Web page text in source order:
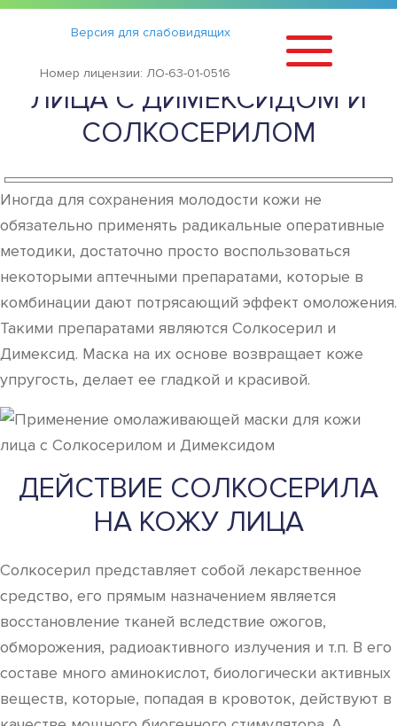
Версия для слабовидящих
Номер лицензии: ЛО-63-01-0516
Статьи ›
МАСКА ДЛЯ ОМОЛОЖЕНИЯ
ЛИЦА С ДИМЕКСИДОМ И
СОЛКОСЕРИЛОМ
Иногда для сохранения молодости кожи не
обязательно применять радикальные оперативные
методики, достаточно просто воспользоваться
некоторыми аптечными препаратами, которые в
комбинации дают потрясающий эффект омоложения.
Такими препаратами являются Солкосерил и
Димексид. Маска на их основе возвращает коже
упругость, делает ее гладкой и красивой.
ДЕЙСТВИЕ СОЛКОСЕРИЛА
НА КОЖУ ЛИЦА
Солкосерил представляет собой лекарственное
средство, его прямым назначением является
восстановление тканей вследствие ожогов,
обморожения, радиоактивного излучения и т.п. В его
составе много аминокислот, биологически активных
веществ, которые, попадая в кровоток, действуют в